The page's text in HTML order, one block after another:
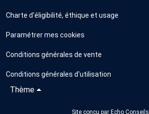
Charte d'éligibilité, éthique et usage
Paramétrer mes cookies
Conditions générales de vente
Conditions générales d'utilisation
Thème
Site conçu par Echo Conseils